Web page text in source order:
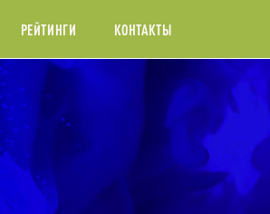
РЕЙТИНГИ КОНТАКТЫ